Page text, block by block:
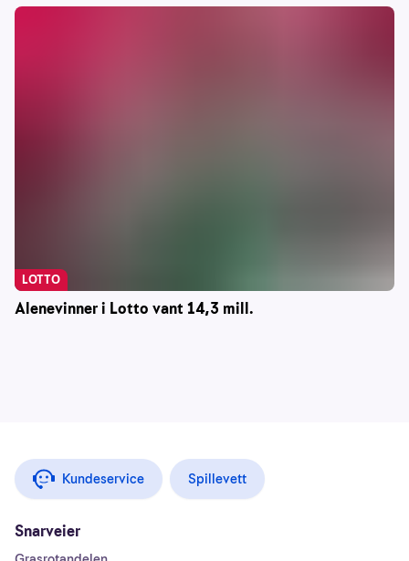
Alenevinner i Lotto vant 14,3 mill.
LOTTO
Kundeservice Spillevett
Snarveier